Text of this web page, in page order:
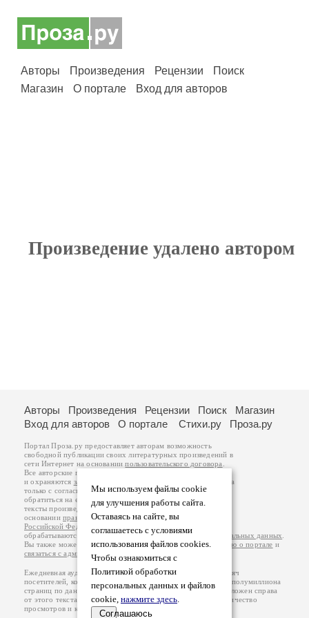
Авторы Произведения Рецензии
Поиск
Магазин
О портале Вход для авторов
Произведение удалено автором
Мы используем файлы cookie
для улучшения работы сайта.
Оставаясь на сайте, вы
соглашаетесь с условиями
использования файлов cookies.
Чтобы ознакомиться с
Политикой обработки
персональных данных и файлов
cookie, нажмите здесь.
Соглашаюсь
Авторы Произведения Рецензии Поиск
Магазин
Вход для авторов
О портале Стихи.ру Проза.ру
Портал Проза.ру предоставляет авторам возможность
свободной публикации своих литературных произведений в
сети Интернет на основаниипользовательского договора
Все авторские права на произведения принадлежат авторам
и охраняются законом
. Перепечатка произведений возможна
только с согласия его автора, к которому вы можете
обратиться на его авторской странице. Ответственность за
тексты произведений авторы несут самостоятельно на
основанииправил публикацииизаконодательства
Российской Федерации
обрабатываются на основанииПолитики обработки персональных данных
Вы также можете посмотреть более подробнуюинформацию о портале и
связаться с администрацией
Ежедневная аудитория портала Проза.ру – порядка 100 тысяч
посетителей, которые в общей сумме просматривают более полумиллиона
страниц по данным счетчика посещаемости, который расположен справа
от этого текста. В каждой графе указано по две цифры: количество
просмотров и количество посетителей.